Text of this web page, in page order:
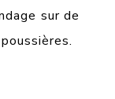
sur de